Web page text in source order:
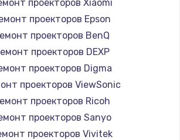
проекторов Xiaomi
проекторов Epson
проекторов BenQ
проекторов DEXP
проекторов Digma
проекторов ViewSonic
проекторов Ricoh
проекторов Sanyo
проекторов Vivitek